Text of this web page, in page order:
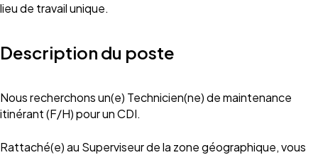
lieu de travail unique.
Description du poste
Nous recherchons un(e) Technicien(ne) de maintenance
itinérant (F/H) pour un CDI.
Rattaché(e) au Superviseur de la zone géographique, vous